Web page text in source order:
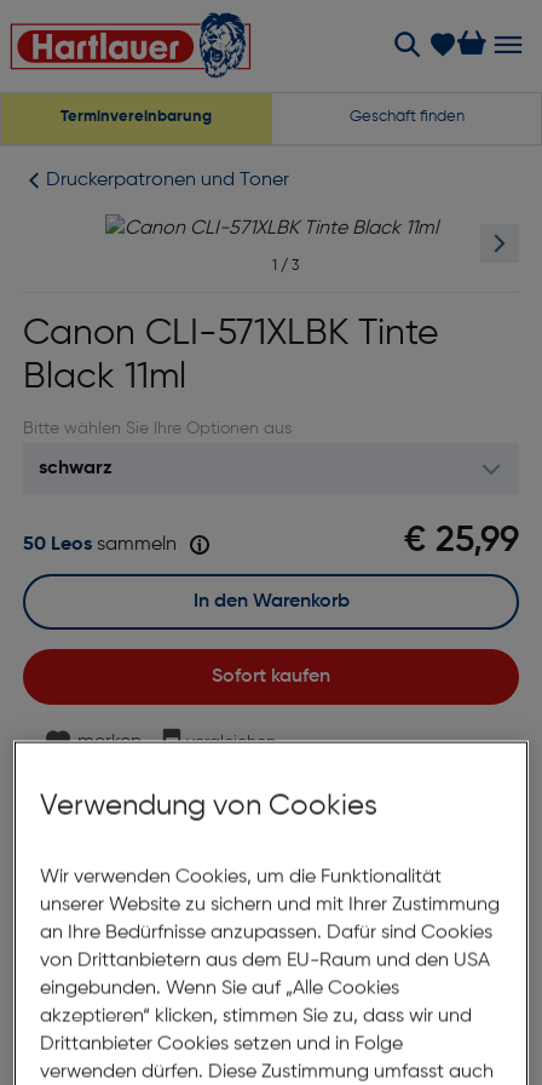
Terminvereinbarung Geschäft finden
Druckerpatronen und Toner
1 / 3
Canon CLI-571XLBK Tinte
Black 11ml
Bitte wählen Sie Ihre Optionen aus
€ 25,99
50 Leossammeln
Sofort kaufen
In den Warenkorb
merken vergleichen
Lagernd | 2 bis 3 Werktage Lieferzeit
Nach Hause liefern
Produktbeschreibung
Canon CLI-571XLBK Tinte Black
11ml
ArtNr.: 550066923
Verwendung von Cookies
Wir verwenden Cookies, um die Funktionalität
unserer Website zu sichern und mit Ihrer Zustimmung
an Ihre Bedürfnisse anzupassen. Dafür sind Cookies
von Drittanbietern aus dem EU-Raum und den USA
eingebunden. Wenn Sie auf „Alle Cookies
akzeptieren“ klicken, stimmen Sie zu, dass wir und
Drittanbieter Cookies setzen und in Folge
verwenden dürfen. Diese Zustimmung umfasst auch